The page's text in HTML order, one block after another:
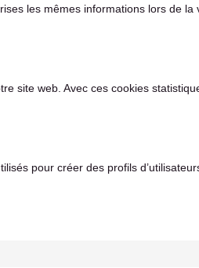
les mêmes informations lors de
site web. Avec ces cookies
pour créer des profils